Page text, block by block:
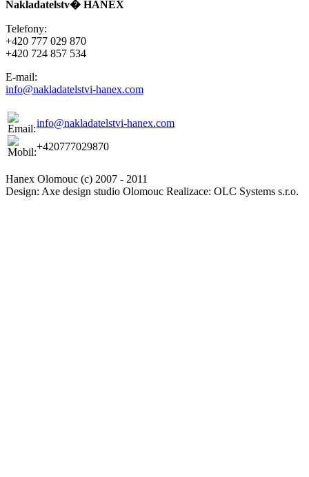
Nakladatelstv� HANEX
Telefony:
+420 777 029 870
+420 724 857 534
E-mail:
info@nakladatelstvi-hanex.com
info@nakladatelstvi-hanex.com
+420777029870
Hanex Olomouc (c) 2007 - 2011
Design: Axe design studio Olomouc Realizace: OLC Systems s.r.o.